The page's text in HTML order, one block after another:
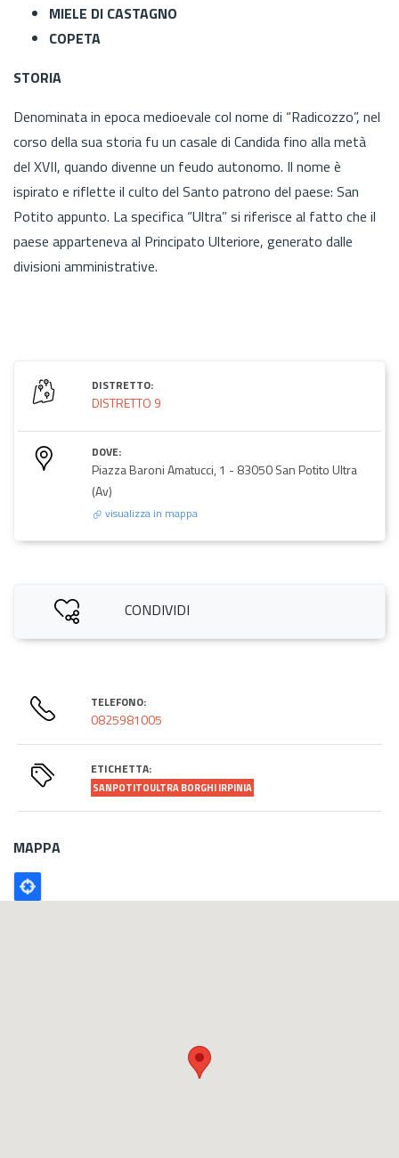
MIELE DI CASTAGNO
COPETA
STORIA
Denominata in epoca medioevale col nome di “Radicozzo”, nel
corso della sua storia fu un casale di Candida fino alla metà
del XVII, quando divenne un feudo autonomo. Il nome è
ispirato e riflette il culto del Santo patrono del paese: San
Potito appunto. La specifica “Ultra” si riferisce al fatto che il
paese apparteneva al Principato Ulteriore, generato dalle
divisioni amministrative.
DISTRETTO:
DISTRETTO 9
DOVE:
Piazza Baroni Amatucci, 1 - 83050 San Potito Ultra
(Av)
visualizza in mappa
CONDIVIDI
TELEFONO:
0825981005
ETICHETTA:
SANPOTITOULTRA BORGHI IRPINIA
MAPPA
Poligono
GEO